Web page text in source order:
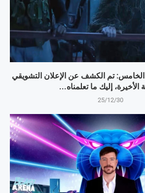
الخامس: تم الكشف عن الإعلان التشويقي
الأخيرة، إليك ما تعلمناه...
25/12/30